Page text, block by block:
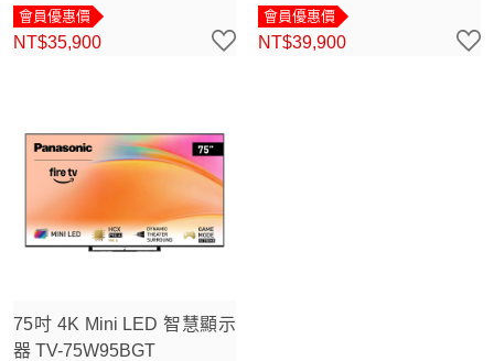
會員優惠價
NT$35,900
會員優惠價
NT$39,900
75吋 4K Mini LED 智慧顯示
器 TV-75W95BGT